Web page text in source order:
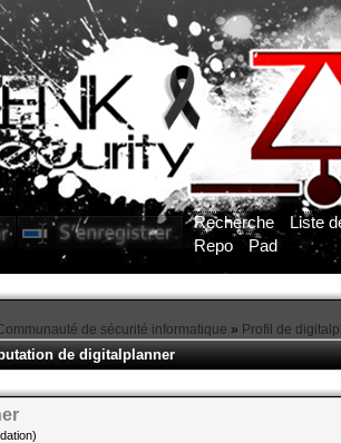
Recherche
Liste
Repo
Pad
de sécurité informatique » Profil de
de digitalplanner